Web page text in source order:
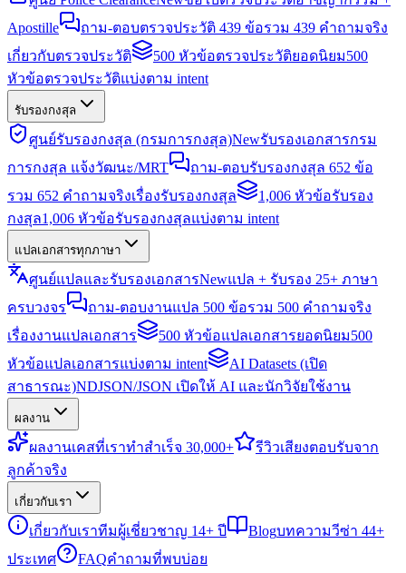
Apostille
ถาม-ตอบตรวจประวัติ 439 ข้อรวม 439 คำถามจริง
เกี่ยวกับตรวจประวัติ
500 หัวข้อตรวจประวัติยอดนิยม500
หัวข้อตรวจประวัติแบ่งตาม intent
รับรองกงสุล
ศูนย์รับรองกงสุล (กรมการกงสุล)Newรับรองเอกสารกรม
การกงสุล แจ้งวัฒนะ/MRT
ถาม-ตอบรับรองกงสุล 652 ข้อ
รวม 652 คำถามจริงเรื่องรับรองกงสุล
1,006 หัวข้อรับรอง
กงสุล1,006 หัวข้อรับรองกงสุลแบ่งตาม intent
แปลเอกสารทุกภาษา
ศูนย์แปลและรับรองเอกสารNewแปล + รับรอง 25+ ภาษา
ครบวงจร
ถาม-ตอบงานแปล 500 ข้อรวม 500 คำถามจริง
เรื่องงานแปลเอกสาร
500 หัวข้อแปลเอกสารยอดนิยม500
หัวข้อแปลเอกสารแบ่งตาม intent
AI Datasets (เปิด
สาธารณะ)NDJSON/JSON เปิดให้ AI และนักวิจัยใช้งาน
ผลงาน
ผลงานเคสที่เราทำสำเร็จ 30,000+ รีวิวเสียงตอบรับจาก
ลูกค้าจริง
เกี่ยวกับเรา
เกี่ยวกับเราทีมผู้เชี่ยวชาญ 14+ ปี Blogบทความวีซ่า 44+
ประเทศ
FAQคำถามที่พบบ่อย